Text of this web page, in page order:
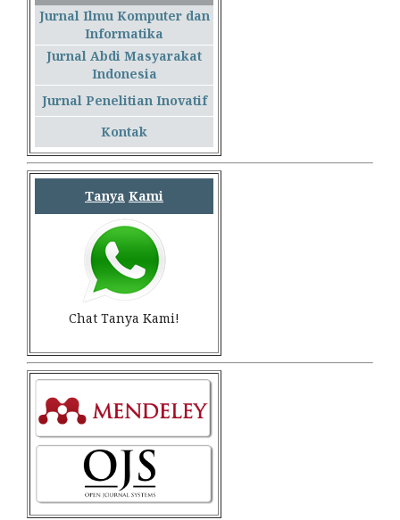
Jurnal Ilmu Komputer dan
Informatika
Jurnal Abdi Masyarakat
Indonesia
Jurnal Penelitian Inovatif
Kontak
Tanya Kami
Chat Tanya Kami!